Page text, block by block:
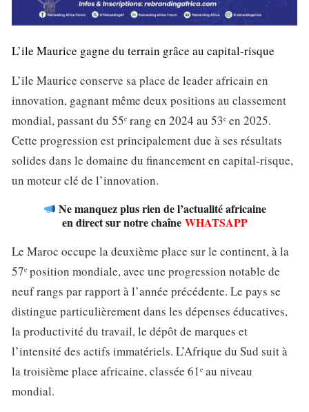
L’ile Maurice gagne du terrain grâce au capital-risque
L’ile Maurice conserve sa place de leader africain en
innovation, gagnant même deux positions au classement
mondial, passant du 55ᵉ rang en 2024 au 53ᵉ en 2025.
Cette progression est principalement due à ses résultats
solides dans le domaine du financement en capital-risque,
un moteur clé de l’innovation.
Ne manquez plus rien de l’actualité africaine
en direct sur notre chaîne WHATSAPP
Le Maroc occupe la deuxième place sur le continent, à la
57ᵉ position mondiale, avec une progression notable de
neuf rangs par rapport à l’année précédente. Le pays se
distingue particulièrement dans les dépenses éducatives,
la productivité du travail, le dépôt de marques et
l’intensité des actifs immatériels. L’Afrique du Sud suit à
la troisième place africaine, classée 61ᵉ au niveau
mondial.